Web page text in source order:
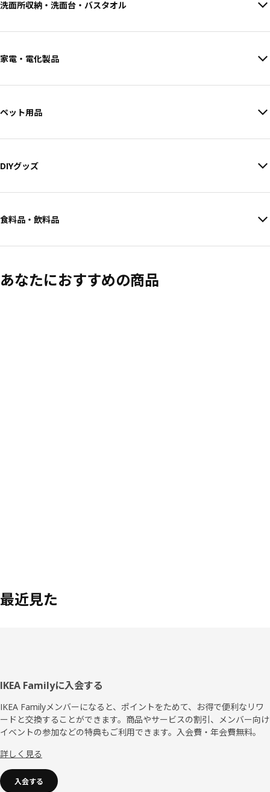
洗面所収納・洗面台・バスタオル
家電・電化製品
ペット用品
DIYグッズ
食料品・飲料品
あなたにおすすめの商品
最近見た
フ
ッ
タ
IKEA Familyに入会する
IKEA Familyメンバーになると、ポイントをためて、お得で便利なリワ
ードと交換することができます。商品やサービスの割引、メンバー向け
イベントの参加などの特典もご利用できます。入会費・年会費無料。
詳しく見る
入会する